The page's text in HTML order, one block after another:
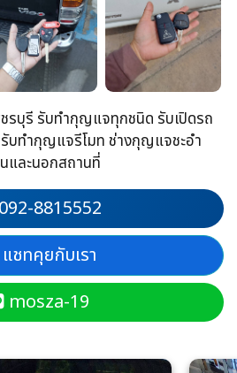
บุรี รับทำกุญแจทุกชนิด รับเปิดรถ
บทำกุญแจรีโมท ช่างกุญแจชะอำ
และนอกสถานที่
092-8815552
ชทคุยกับเรา
mosza-19